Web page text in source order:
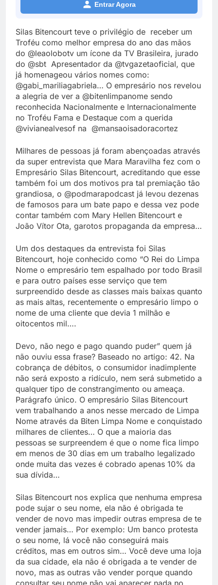
Entrar Agora
Silas Bitencourt teve o privilégio de receber um
Troféu como melhor empresa do ano das mãos
do @leaolobotv um ícone da TV Brasileira, jurado
do @sbt Apresentador da @tvgazetaoficial, que
já homenageou vários nomes como:
@gabi_mariliagabriela… O empresário nos revelou
a alegria de ver a @bitenlimpanome sendo
reconhecida Nacionalmente e Internacionalmente
no Troféu Fama e Destaque com a querida
@vivianealvesof na @mansaoisadoracortez
Milhares de pessoas já foram abençoadas através
da super entrevista que Mara Maravilha fez com o
Empresário Silas Bitencourt, acreditando que esse
também foi um dos motivos pra tal premiação tão
grandiosa, o @podmarapodcast já levou dezenas
de famosos para um bate papo e dessa vez pode
contar também com Mary Hellen Bitencourt e
João Vítor Ota, garotos propaganda da empresa…
Um dos destaques da entrevista foi Silas
Bitencourt, hoje conhecido como “O Rei do Limpa
Nome o empresário tem espalhado por todo Brasil
e para outro países esse serviço que tem
surpreendido desde as classes mais baixas quanto
as mais altas, recentemente o empresário limpo o
nome de uma cliente que devia 1 milhão e
oitocentos mil….
Devo, não nego e pago quando puder” quem já
não ouviu essa frase? Baseado no artigo: 42. Na
cobrança de débitos, o consumidor inadimplente
não será exposto a ridículo, nem será submetido a
qualquer tipo de constrangimento ou ameaça.
Parágrafo único. O empresário Silas Bitencourt
vem trabalhando a anos nesse mercado de Limpa
Nome através da Biten Limpa Nome e conquistado
milhares de clientes… O que a maioria das
pessoas se surpreendem é que o nome fica limpo
em menos de 30 dias em um trabalho legalizado
onde muita das vezes é cobrado apenas 10% da
sua dívida…
Silas Bitencourt nos explica que nenhuma empresa
pode sujar o seu nome, ela não é obrigada te
vender de novo mas impedir outras empresa de te
vender jamais… Por exemplo: Um banco protesta
o seu nome, lá você não conseguirá mais
créditos, mas em outros sim… Você deve uma loja
da sua cidade, ela não é obrigada a te vender de
novo, mas as outras vão vender porque quando